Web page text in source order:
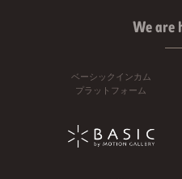
We are
ベーシックインカム
プラットフォーム